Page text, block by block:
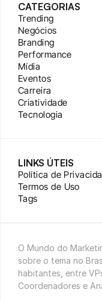
CATEGORIAS
Trending
Negócios
Branding
Performance
Mídia
Eventos
Carreira
Criatividade
Tecnologia
LINKS ÚTEIS
Política de
Termos de Uso
Tags
O Mundo do
sobre o tema no
habitantes, entre
Coordenadores e